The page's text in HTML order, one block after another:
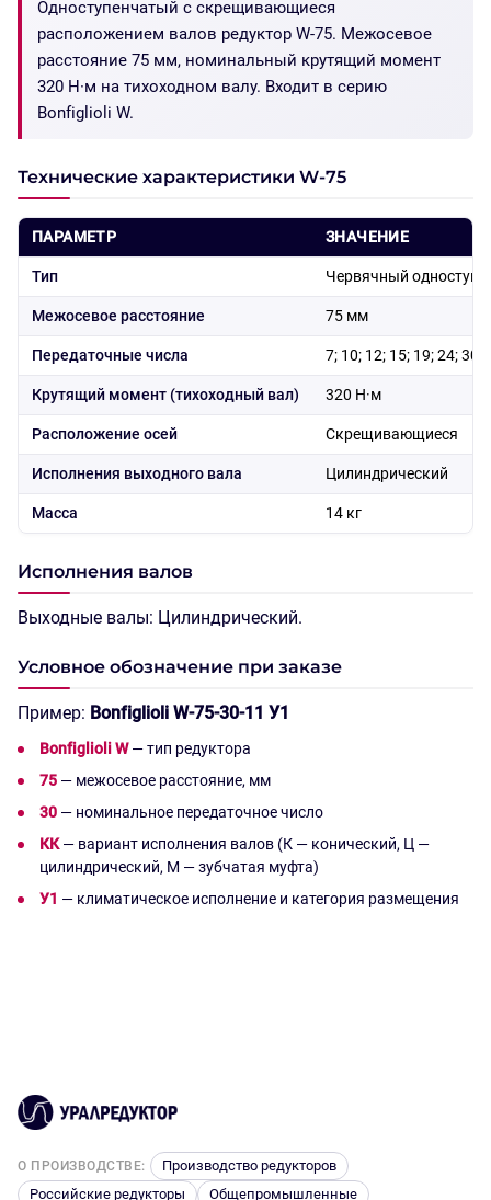
Одноступенчатый с скрещивающиеся
расположением валов редуктор W-75. Межосевое
расстояние 75 мм, номинальный крутящий момент
320 Н·м на тихоходном валу. Входит в серию
Bonfiglioli W.
Технические характеристики W-75
ПАРАМЕТР ЗНАЧЕНИЕ
Тип Червячный
Межосевое расстояние 75 мм
Передаточные числа 7; 10; 12; 15; 19; 24; 30;
Крутящий момент (тихоходный вал) 320 Н·м
Расположение осей Скрещивающиеся
Исполнения выходного вала Цилиндрический
Масса 14 кг
Исполнения валов
Выходные валы: Цилиндрический.
Условное обозначение при заказе
Пример: Bonfiglioli W-75-30-11 У1
Bonfiglioli W— тип редуктора
75 — межосевое расстояние, мм
30 — номинальное передаточное число
КК— вариант исполнения валов (К — конический, Ц —
цилиндрический, М — зубчатая муфта)
У1 — климатическое исполнение и категория размещения
передачи
Расположение осей Перекрестное
Ваш e-mail
О ПРОИЗВОДСТВЕ:
Производство редукторов
Российские редукторы
Общепромышленные